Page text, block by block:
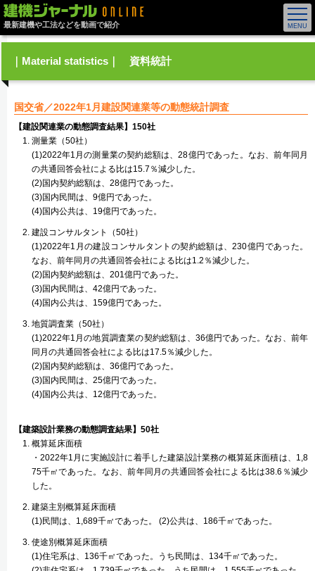
最新建機や工法などを動画で紹介
｜Material statistics｜ 資料統計
国交省／2022年1月建設関連業等の動態統計調査
【建設関連業の動態調査結果】150社
測量業（50社）
(1)2022年1月の測量業の契約総額は、28億円であった。なお、前年同月
の共通回答会社による比は15.7％減少した。
(2)国内契約総額は、28億円であった。
(3)国内民間は、9億円であった。
(4)国内公共は、19億円であった。
建設コンサルタント（50社）
(1)2022年1月の建設コンサルタントの契約総額は、230億円であった。
なお、前年同月の共通回答会社による比は1.2％減少した。
(2)国内契約総額は、201億円であった。
(3)国内民間は、42億円であった。
(4)国内公共は、159億円であった。
地質調査業（50社）
(1)2022年1月の地質調査業の契約総額は、36億円であった。なお、前年
同月の共通回答会社による比は17.5％減少した。
(2)国内契約総額は、36億円であった。
(3)国内民間は、25億円であった。
(4)国内公共は、12億円であった。
【建築設計業務の動態調査結果】50社
概算延床面積
・2022年1月に実施設計に着手した建築設計業務の概算延床面積は、1,8
75千㎡であった。なお、前年同月の共通回答会社による比は38.6％減少
した。
建築主別概算延床面積
(1)民間は、1,689千㎡であった。 (2)公共は、186千㎡であった。
使途別概算延床面積
(1)住宅系は、136千㎡であった。うち民間は、134千㎡であった。